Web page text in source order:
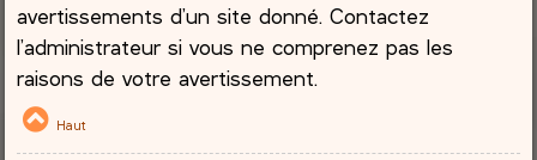
avertissements d’un site donné. Contactez
l’administrateur si vous ne comprenez pas les
raisons de votre avertissement.
Haut